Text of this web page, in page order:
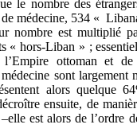
le nombre des
médecine, 534 «
nombre est multiplié
« hors-Liban » ;
ottoman et
sont largement
alors quelque
ensuite, de
est alors de l’ordre